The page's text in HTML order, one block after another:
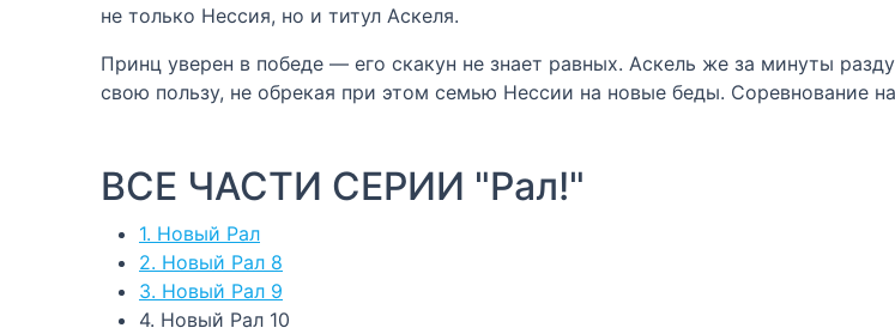
не только Нессия, но и титул Аскеля.
Принц уверен в победе — его скакун не знает равных. Аскель же за минуты
свою пользу, не обрекая при этом семью Нессии на новые беды. Соревнование
ВСЕ ЧАСТИ СЕРИИ "Рал!"
1. Новый Рал
2. Новый Рал 8
3. Новый Рал 9
4. Новый Рал 10